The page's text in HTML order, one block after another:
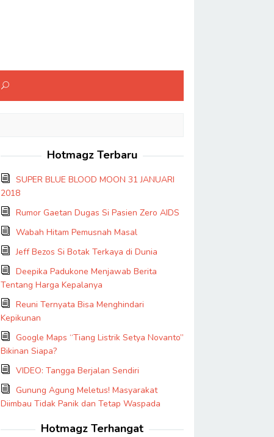
Hotmagz Terbaru
SUPER BLUE BLOOD MOON 31 JANUARI
2018
Rumor Gaetan Dugas Si Pasien Zero AIDS
Wabah Hitam Pemusnah Masal
Jeff Bezos Si Botak Terkaya di Dunia
Deepika Padukone Menjawab Berita
Tentang Harga Kepalanya
Reuni Ternyata Bisa Menghindari
Kepikunan
Google Maps “Tiang Listrik Setya Novanto”
Bikinan Siapa?
VIDEO: Tangga Berjalan Sendiri
Gunung Agung Meletus! Masyarakat
Diimbau Tidak Panik dan Tetap Waspada
Hotmagz Terhangat